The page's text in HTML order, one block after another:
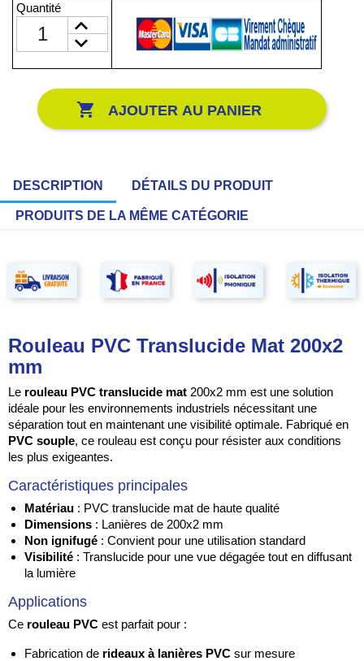
Quantité
 AJOUTER AU PANIER
DESCRIPTION DÉTAILS DU PRODUIT
PRODUITS DE LA MÊME CATÉGORIE
Rouleau PVC Translucide Mat 200x2
mm
Le rouleau PVC translucide mat 200x2 mm est une solution
idéale pour les environnements industriels nécessitant une
séparation tout en maintenant une visibilité optimale. Fabriqué en
PVC souple, ce rouleau est conçu pour résister aux conditions
les plus exigeantes.
Caractéristiques principales
Matériau : PVC translucide mat de haute qualité
Dimensions : Lanières de 200x2 mm
Non ignifugé : Convient pour une utilisation standard
Visibilité : Translucide pour une vue dégagée tout en diffusant
la lumière
Applications
Ce rouleau PVC est parfait pour :
Fabrication de rideaux à lanières PVC sur mesure